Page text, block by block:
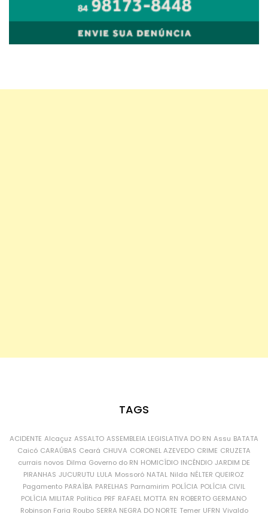
TAGS
ACIDENTE Alcaçuz ASSALTO ASSEMBLEIA LEGISLATIVA DO RN Assu BATATA
Caicó CARAÚBAS Ceará CHUVA CORONEL AZEVEDO CRIME CRUZETA
currais novos Dilma Governo do RN HOMICÍDIO INCÊNDIO JARDIM DE
PIRANHAS JUCURUTU LULA Mossoró NATAL Nilda NÉLTER QUEIROZ
Pagamento PARAÍBA PARELHAS Parnamirim POLÍCIA POLÍCIA CIVIL
POLÍCIA MILITAR Política PRF RAFAEL MOTTA RN ROBERTO GERMANO
Robinson Faria Roubo SERRA NEGRA DO NORTE Temer UFRN Vivaldo